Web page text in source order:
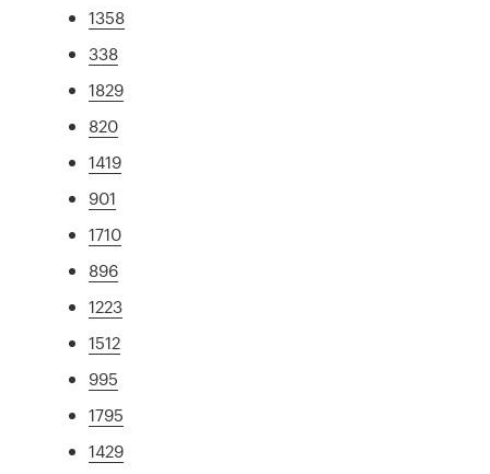
1358
338
1829
820
1419
901
1710
896
1223
1512
995
1795
1429